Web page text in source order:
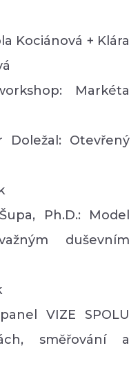
Kociánová + Klára
Markéta
Otevřený
Ph.D.: Model
duševním
VIZE SPOLU
směřování a